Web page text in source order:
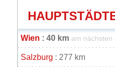
Wien : 40 km am nächsten
Salzburg : 277 km